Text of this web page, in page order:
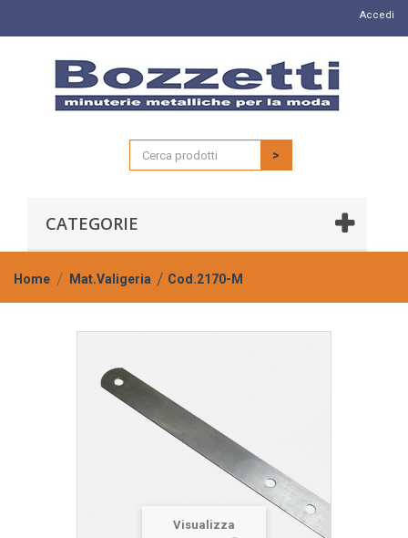
Accedi
>
CATEGORIE
Home Mat.Valigeria Cod.2170-M
Visualizza